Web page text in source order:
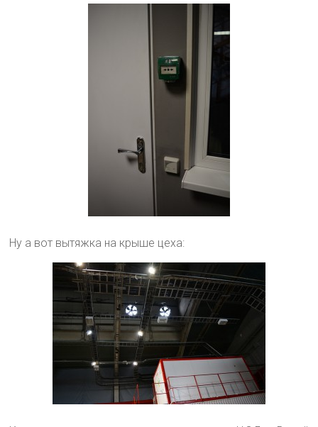
Ну а вот вытяжка на крыше цеха: